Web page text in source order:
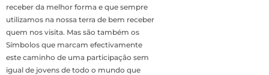
receber da melhor forma e que sempre
utilizamos na nossa terra de bem receber
quem nos visita. Mas são também os
Símbolos que marcam efectivamente
este caminho de uma participação sem
igual de jovens de todo o mundo que